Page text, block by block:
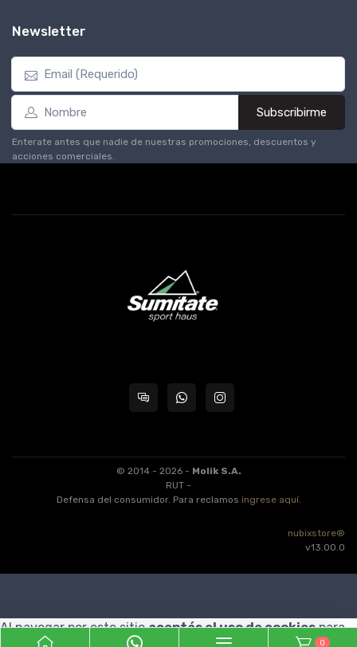
Newsletter
Subscribirme
Enterate antes que nadie de nuestras promociones, descuentos y
acciones comerciales.
© 2014 - 2026 - Molik S.A.
RUT -
Defensa del consumidor. Para reclamos ingrese aquí.
nubixstore®
v13.00.0
0
Al navegar por este sitioaceptás el uso de cookiespara